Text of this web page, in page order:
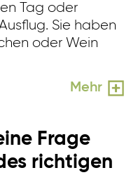
Tag oder
Sie haben
oder Wein
Mehr
Frage
richtigen